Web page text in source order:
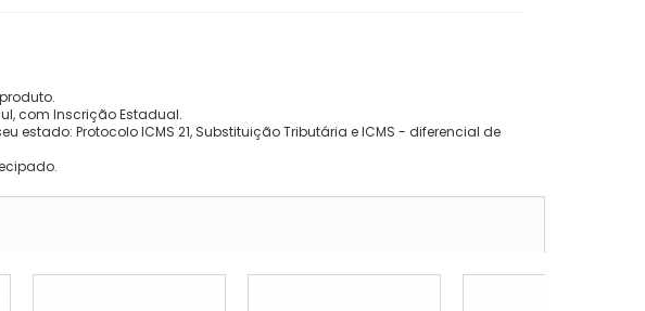
com Inscrição Estadual.
Protocolo ICMS 21, Substituição Tributária e ICMS - diferencial de